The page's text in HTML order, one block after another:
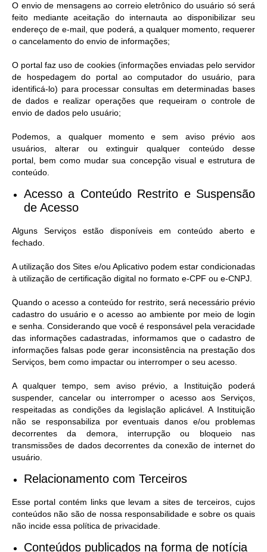
O envio de mensagens ao correio eletrônico do usuário só será
feito mediante aceitação do internauta ao disponibilizar seu
endereço de e-mail, que poderá, a qualquer momento, requerer
o cancelamento do envio de informações;
O portal faz uso de cookies (informações enviadas pelo servidor
de hospedagem do portal ao computador do usuário, para
identificá-lo) para processar consultas em determinadas bases
de dados e realizar operações que requeiram o controle de
envio de dados pelo usuário;
Podemos, a qualquer momento e sem aviso prévio aos
usuários, alterar ou extinguir qualquer conteúdo desse
portal, bem como mudar sua concepção visual e estrutura de
conteúdo.
Acesso a Conteúdo Restrito e Suspensão
de Acesso​
Alguns Serviços estão disponíveis em conteúdo aberto e
fechado.
A utilização dos Sites e/ou Aplicativo podem estar condicionadas
à utilização de certificação digital no formato e-CPF ou e-CNPJ.
Quando o acesso a conteúdo for restrito, será necessário prévio
cadastro do usuário e o acesso ao ambiente por meio de login
e senha. Considerando que você é responsável pela veracidade
das informações cadastradas, informamos que o cadastro de
informações falsas pode gerar inconsistência na prestação dos
Serviços, bem como impactar ou interromper o seu acesso.
A qualquer tempo, sem aviso prévio, a Instituição poderá
suspender, cancelar ou interromper o acesso aos Serviços,
respeitadas as condições da legislação aplicável. A Instituição
não se responsabiliza por eventuais danos e/ou problemas
decorrentes da demora, interrupção ou bloqueio nas
transmissões de dados decorrentes da conexão de internet do
usuário.
Relacionamento com Terceiros
Esse portal contém links que levam a sites de terceiros, cujos
conteúdos não são de nossa responsabilidade e sobre os quais
não incide essa política de privacidade.
Conteúdos publicados na forma de notícia